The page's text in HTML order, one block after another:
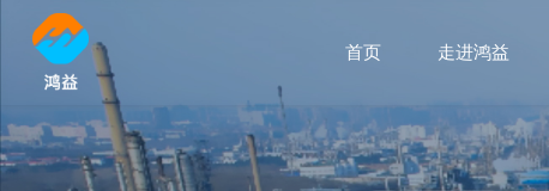
首页 走进鸿益